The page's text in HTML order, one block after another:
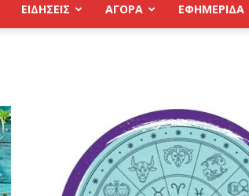
ΕΙΔΗΣΕΙΣ ΑΓΟΡΑ ΕΦΗΜΕΡΊΔΑ